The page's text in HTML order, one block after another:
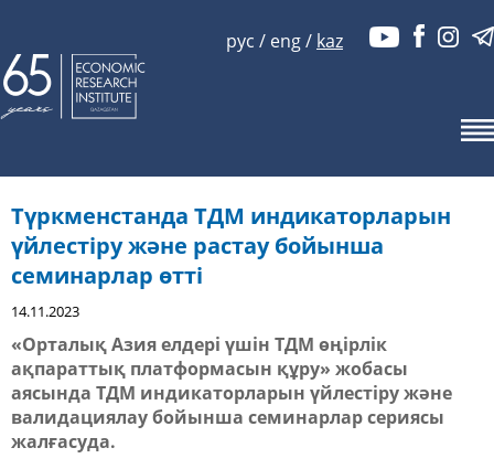
рус / eng/ kaz
Түркменстанда ТДМ индикаторларын
үйлестіру және растау бойынша
семинарлар өтті
14.11.2023
«Орталық Азия елдері үшін ТДМ өңірлік
ақпараттық платформасын құру» жобасы
аясында ТДМ индикаторларын үйлестіру және
валидациялау бойынша семинарлар сериясы
жалғасуда.